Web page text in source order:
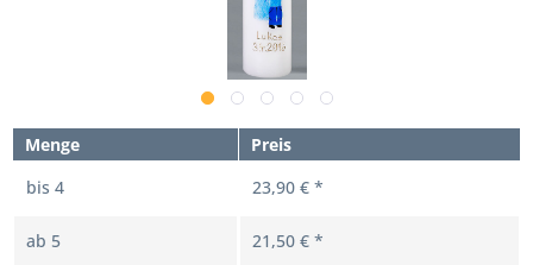
Menge
Preis
bis 4 23,90 € *
ab 5 21,50 € *